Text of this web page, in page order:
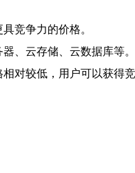
竞争力的价格。
、云存储、云数据库等
对较低，用户可以获得